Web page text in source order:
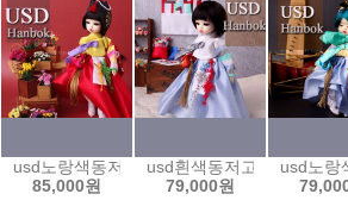
usd노랑색동저고리와 빨강색치마set /
85,000원
usd흰색동저고리와 하늘
79,000원
usd노랑